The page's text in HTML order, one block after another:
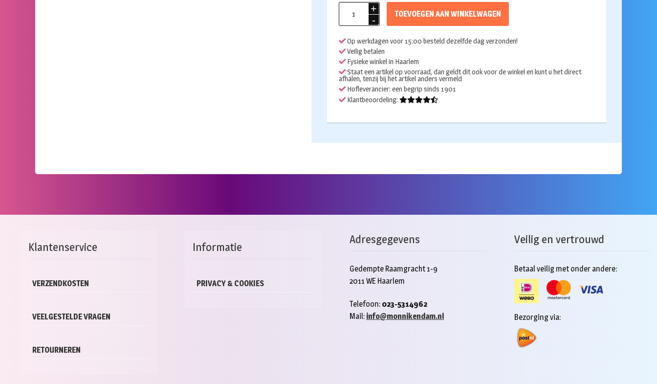
Folieballon
Cijfer
regenboog
86cm
aantal
TOEVOEGEN AAN WINKELWAGEN
Op werkdagen voor 15:00 besteld dezelfde dag verzonden!
Veilig betalen
Fysieke winkel in Haarlem
Staat een artikel op voorraad, dan geldt dit ook voor de winkel en kunt u het direct
afhalen, tenzij bij het artikel anders vermeld
Hofleverancier: een begrip sinds 1901
Klantbeoordeling:
Klantenservice
VERZENDKOSTEN
VEELGESTELDE VRAGEN
RETOURNEREN
Informatie
PRIVACY & COOKIES
Adresgegevens
Gedempte Raamgracht 1-9
2011 WE Haarlem
Telefoon: 023-5314962
Mail: info@monnikendam.nl
Veilig en vertrouwd
Betaal veilig met onder andere:
Bezorging via: